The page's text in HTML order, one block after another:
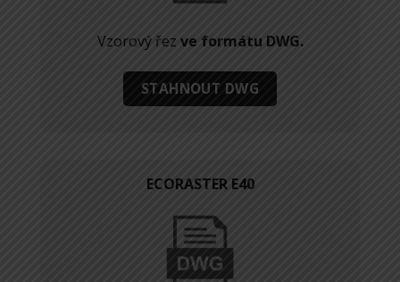
Vzorový řez ve formátu DWG.
STAHNOUT DWG
ECORASTER E40